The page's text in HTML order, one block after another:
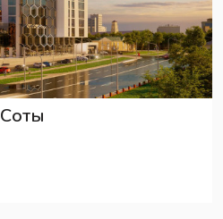
Соты